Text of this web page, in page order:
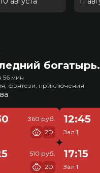
56 мин
фэнтези, приключения
360 руб.
2D
12:45
Зал 1
510 руб.
2D
17:15
Зал 1